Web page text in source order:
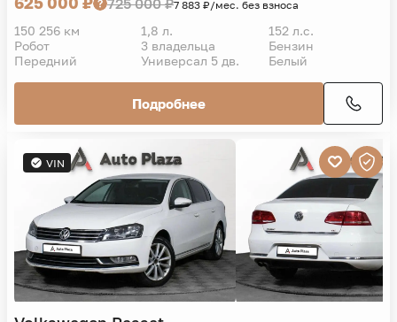
625 000 ₽ 725 000 ₽7 883 ₽/мес. без взноса
150 256 км
Робот
3 владельца
Бензин
Универсал 5 дв.
VIN